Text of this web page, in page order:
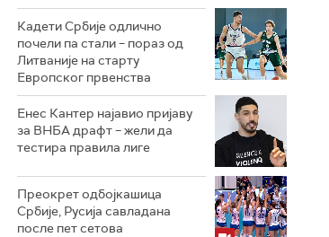
Кадети Србије одлично
почели па стали – пораз од
Литваније на старту
Европског првенства
Енес Кантер најавио пријаву
за ВНБА драфт – жели да
тестира правила лиге
Преокрет одбојкашица
Србије, Русија савладана
после пет сетова